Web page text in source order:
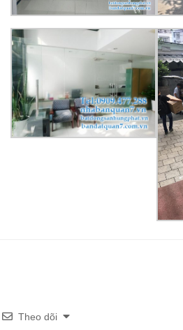
Theo dõi